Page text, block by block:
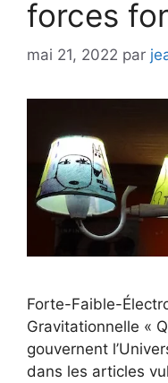
forces
mai 21, 2022 par
Forte-Faible-
Gravitationnelle «
gouvernent
dans les articles